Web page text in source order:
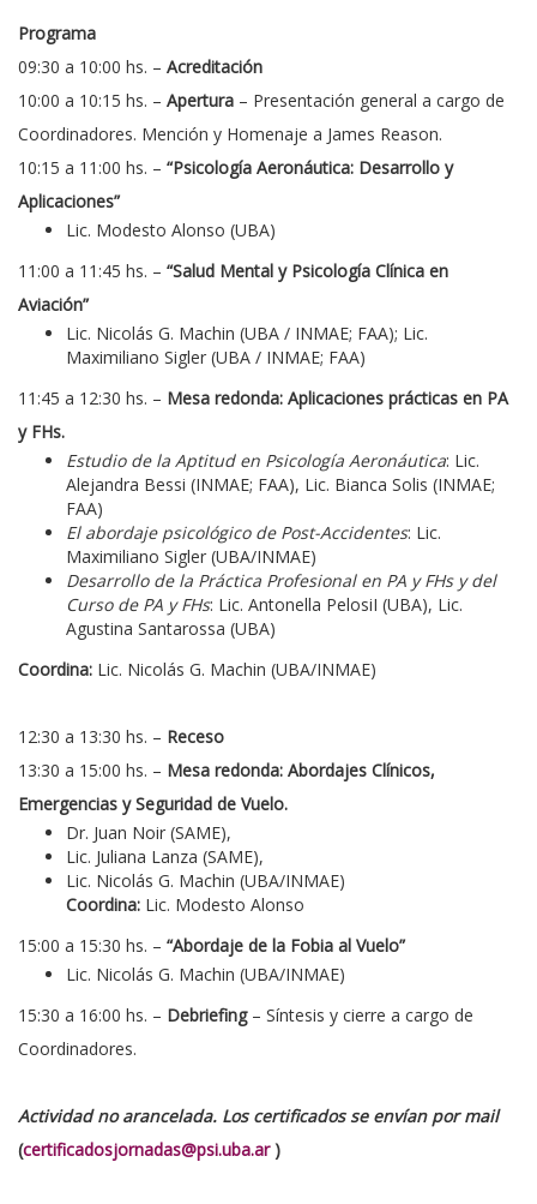
Programa
09:30 a 10:00 hs. – Acreditación
10:00 a 10:15 hs. – Apertura – Presentación general a cargo de
Coordinadores. Mención y Homenaje a James Reason.
10:15 a 11:00 hs. – “Psicología Aeronáutica: Desarrollo y
Aplicaciones”
Lic. Modesto Alonso (UBA)
11:00 a 11:45 hs. – “Salud Mental y Psicología Clínica en
Aviación”
Lic. Nicolás G. Machin (UBA / INMAE; FAA); Lic.
Maximiliano Sigler (UBA / INMAE; FAA)
11:45 a 12:30 hs. – Mesa redonda: Aplicaciones prácticas en PA
y FHs.
Estudio de la Aptitud en Psicología Aeronáutica: Lic.
Alejandra Bessi (INMAE; FAA), Lic. Bianca Solis (INMAE;
FAA)
El abordaje psicológico de Post-Accidentes: Lic.
Maximiliano Sigler (UBA/INMAE)
Desarrollo de la Práctica Profesional en PA y FHs y del
Curso de PA y FHs: Lic. Antonella PelosiI (UBA), Lic.
Agustina Santarossa (UBA)
Coordina: Lic. Nicolás G. Machin (UBA/INMAE)
12:30 a 13:30 hs. – Receso
13:30 a 15:00 hs. – Mesa redonda: Abordajes Clínicos,
Emergencias y Seguridad de Vuelo.
Dr. Juan Noir (SAME),
Lic. Juliana Lanza (SAME),
Lic. Nicolás G. Machin (UBA/INMAE)
Coordina: Lic. Modesto Alonso
15:00 a 15:30 hs. – “Abordaje de la Fobia al Vuelo”
Lic. Nicolás G. Machin (UBA/INMAE)
15:30 a 16:00 hs. – Debriefing – Síntesis y cierre a cargo de
Coordinadores.
Actividad no arancelada. Los certificados se envían por mail
(certificadosjornadas@psi.uba.ar)